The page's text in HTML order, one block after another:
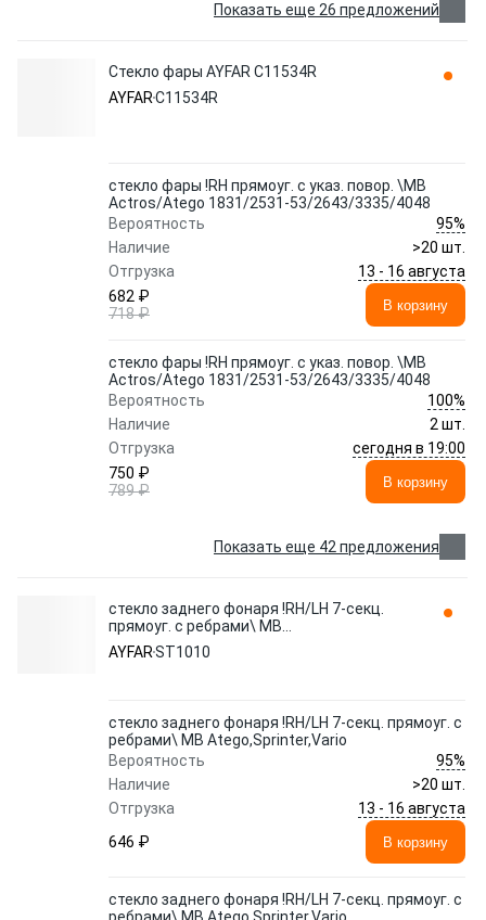
Показать еще 26 предложений
Стекло фары AYFAR C11534R
AYFARC11534R
стекло фары !RH прямоуг. с указ. повор. \MB
Actros/Atego 1831/2531-53/2643/3335/4048
Вероятность
95%
Наличие
>20 шт.
Отгрузка
13 - 16 августа
682 ₽
718 ₽
В корзину
стекло фары !RH прямоуг. с указ. повор. \MB
Actros/Atego 1831/2531-53/2643/3335/4048
Вероятность
100%
Наличие
2 шт.
Отгрузка
сегодня в 19:00
750 ₽
789 ₽
В корзину
Показать еще 42 предложения
стекло заднего фонаря !RH/LH 7-секц.
прямоуг. с ребрами\ MB
Atego,Sprinter,Vario ST1010 AYFAR
AYFARST1010
стекло заднего фонаря !RH/LH 7-секц. прямоуг. с
ребрами\ MB Atego,Sprinter,Vario
Вероятность
95%
Наличие
>20 шт.
Отгрузка
13 - 16 августа
646 ₽
В корзину
стекло заднего фонаря !RH/LH 7-секц. прямоуг. с